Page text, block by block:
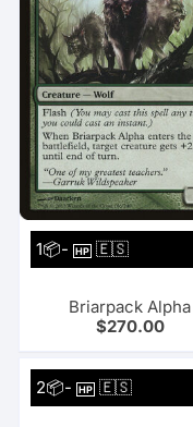
1📦-HP 🇪🇸
Briarpack Alpha
$270.00
2📦-HP 🇪🇸